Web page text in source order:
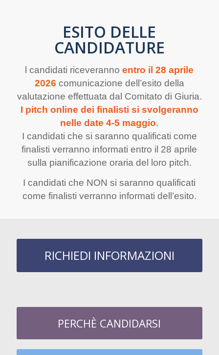
ESITO DELLE
CANDIDATURE
l candidati riceverannoentro il 28 aprile
2026 comunicazione dell’esito della
valutazione effettuata dal Comitato di Giuria.
I pitch online dei finalisti si svolgeranno
nelle date 4-5 maggio.
I candidati che si saranno qualificati come
finalisti verranno informati entro il 28 aprile
sulla pianificazione oraria del loro pitch.
I candidati che NON si saranno qualificati
come finalisti verranno informati dell’esito.
RICHIEDI INFORMAZIONI
PERCHÈ CANDIDARSI